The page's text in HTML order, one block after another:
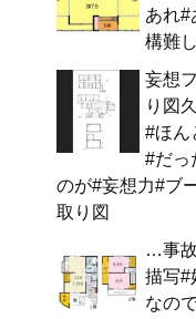
あれ#
構難
妄想
り図
#ほん
#だっ
のが#妄想力#ブ
取り図
…事
描写#
なの